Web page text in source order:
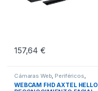
157,64€
Cámaras Web, Periféricos,
Webcams
WEBCAM FHD AXTEL HELLO